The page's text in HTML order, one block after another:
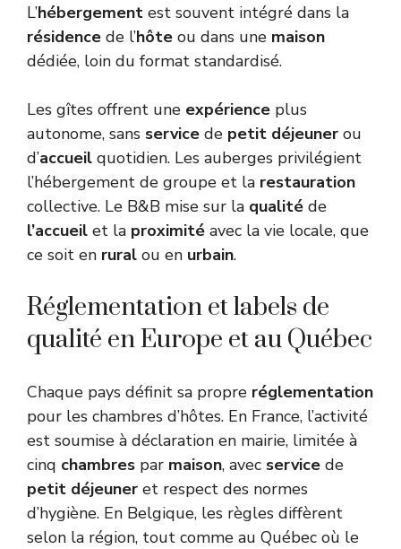
L’hébergement est souvent intégré dans la
résidence de l’hôte ou dans une maison
dédiée, loin du format standardisé.
Les gîtes offrent une expérience plus
autonome, sans service de petit déjeuner ou
d’accueil quotidien. Les auberges privilégient
l’hébergement de groupe et la restauration
collective. Le B&B mise sur la qualité de
l’accueil et la proximité avec la vie locale, que
ce soit en rural ou en urbain.
Réglementation et labels de
qualité en Europe et au Québec
Chaque pays définit sa propre réglementation
pour les chambres d’hôtes. En France, l’activité
est soumise à déclaration en mairie, limitée à
cinq chambres par maison, avec service de
petit déjeuner et respect des normes
d’hygiène. En Belgique, les règles diffèrent
selon la région, tout comme au Québec où le